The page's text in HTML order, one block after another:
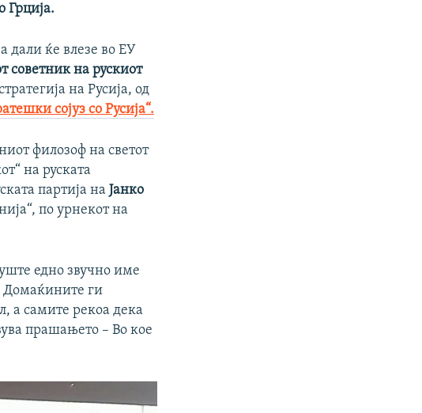
Грција.
дали ќе влезе во ЕУ
советник на рускиот
на Русија, од
сојуз со Русија“.
филозоф на светот
на руската
партија наЈанко
по урнекот на
едно звучно име
Домаќините ги
а самите рекоа дека
прашањето – Во кое